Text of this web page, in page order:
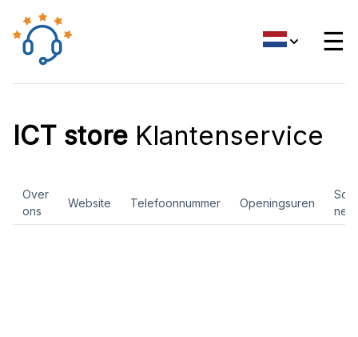
☰
ICT store Klantenservice
Over
ons
Website Telefoonnummer Openingsuren